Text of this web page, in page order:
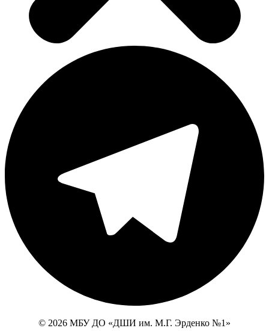
© 2026 МБУ ДО «ДШИ им. М.Г. Эрденко №1»